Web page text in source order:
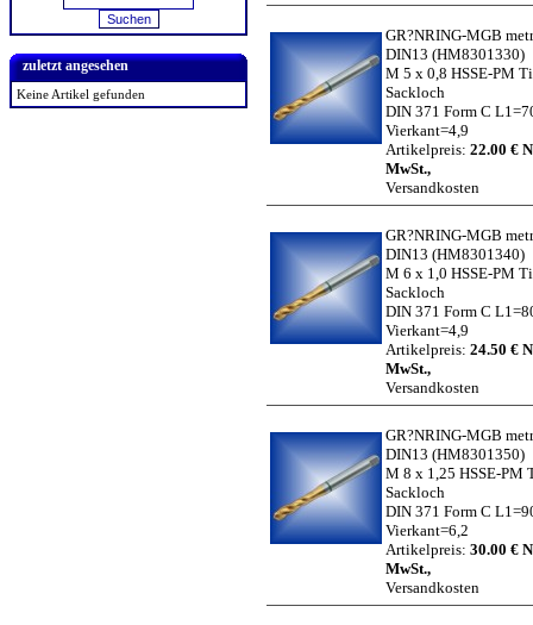
zuletzt angesehen
Keine Artikel gefunden
GR?NRING-MGB
DIN13 (HM8301330)
M 5 x 0,8 HSSE-PM
Sackloch
DIN 371 Form C
Vierkant=4,9
Artikelpreis: 22.00 €
MwSt.,
Versandkosten
GR?NRING-MGB
DIN13 (HM8301340)
M 6 x 1,0 HSSE-PM
Sackloch
DIN 371 Form C
Vierkant=4,9
Artikelpreis: 24.50 €
MwSt.,
Versandkosten
GR?NRING-MGB
DIN13 (HM8301350)
M 8 x 1,25 HSSE-PM
Sackloch
DIN 371 Form C
Vierkant=6,2
Artikelpreis: 30.00 €
MwSt.,
Versandkosten